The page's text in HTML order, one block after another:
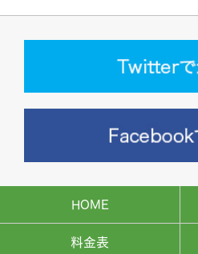
HOME
料金表